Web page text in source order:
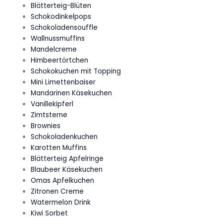
Blätterteig-Blüten
Schokodinkelpops
Schokoladensouffle
Wallnussmuffins
Mandelcreme
Himbeertörtchen
Schokokuchen mit Topping
Mini Limettenbaiser
Mandarinen Käsekuchen
Vanillekipferl
Zimtsterne
Brownies
Schokoladenkuchen
Karotten Muffins
Blätterteig Apfelringe
Blaubeer Käsekuchen
Omas Apfelkuchen
Zitronen Creme
Watermelon Drink
Kiwi Sorbet